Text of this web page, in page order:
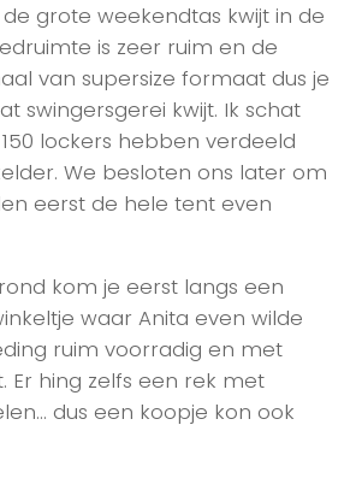
grote weekendtas kwijt in de
is zeer ruim en de
van supersize formaat dus je
swingersgerei kwijt. Ik schat
lockers hebben verdeeld
We besloten ons later om
eerst de hele tent even
kom je eerst langs een
waar Anita even wilde
ruim voorradig en met
Er hing zelfs een rek met
dus een koopje kon ook